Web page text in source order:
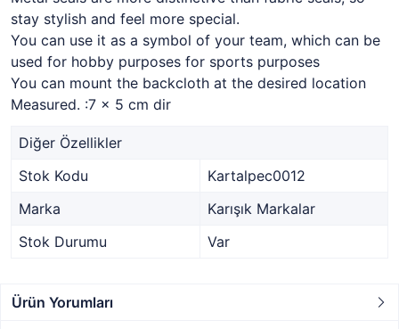
stay stylish and feel more special.
You can use it as a symbol of your team, which can be
used for hobby purposes for sports purposes
You can mount the backcloth at the desired location
Measured. :7 x 5 cm dir
Diğer Özellikler
Stok Kodu
Kartalpec0012
Marka
Karışık Markalar
Stok Durumu
Var
Ürün Yorumları